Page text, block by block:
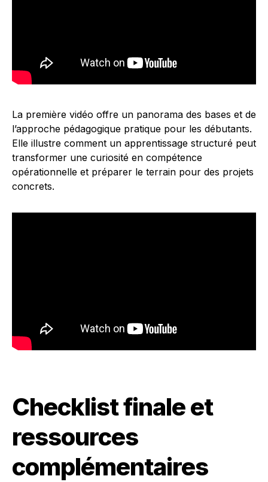
La première vidéo offre un panorama des bases et de
l’approche pédagogique pratique pour les débutants.
Elle illustre comment un apprentissage structuré peut
transformer une curiosité en compétence
opérationnelle et préparer le terrain pour des projets
concrets.
Checklist finale et
ressources
complémentaires